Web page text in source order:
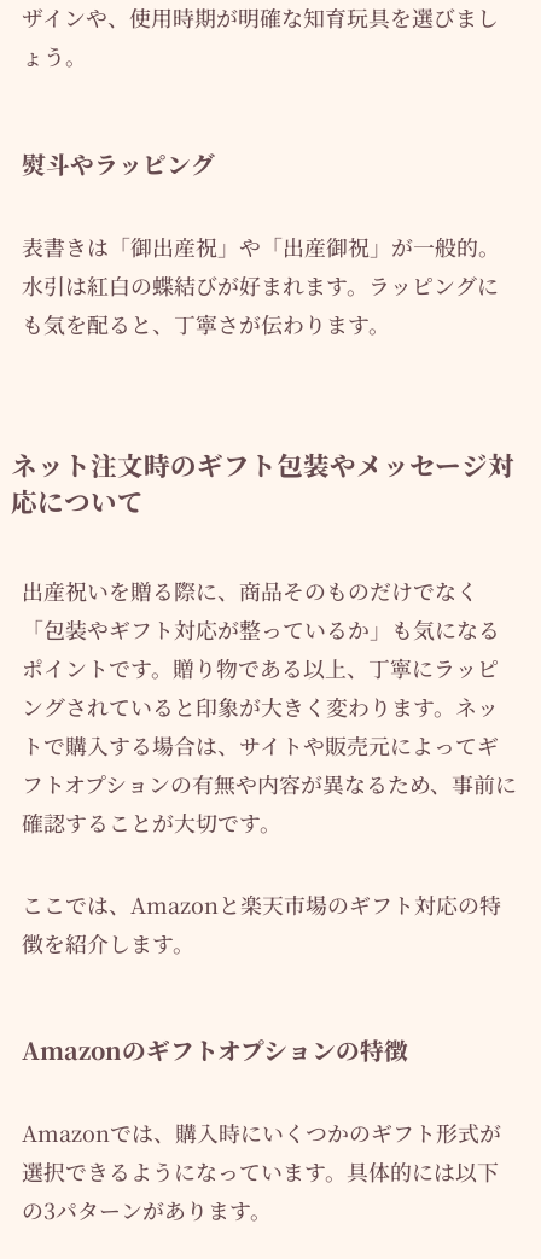
ザインや、使用時期が明確な知育玩具を選びまし
ょう。
熨斗やラッピング
表書きは「御出産祝」や「出産御祝」が一般的。
水引は紅白の蝶結びが好まれます。ラッピングに
も気を配ると、丁寧さが伝わります。
ネット注文時のギフト包装やメッセージ対
応について
出産祝いを贈る際に、商品そのものだけでなく
「包装やギフト対応が整っているか」も気になる
ポイントです。贈り物である以上、丁寧にラッピ
ングされていると印象が大きく変わります。ネッ
トで購入する場合は、サイトや販売元によってギ
フトオプションの有無や内容が異なるため、事前に
確認することが大切です。
ここでは、Amazonと楽天市場のギフト対応の特
徴を紹介します。
Amazonのギフトオプションの特徴
Amazonでは、購入時にいくつかのギフト形式が
選択できるようになっています。具体的には以下
の3パターンがあります。